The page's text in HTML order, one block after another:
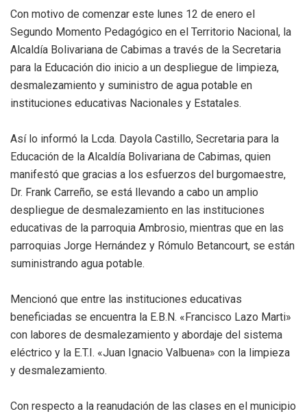
Con motivo de comenzar este lunes 12 de enero el
Segundo Momento Pedagógico en el Territorio Nacional, la
Alcaldía Bolivariana de Cabimas a través de la Secretaria
para la Educación dio inicio a un despliegue de limpieza,
desmalezamiento y suministro de agua potable en
instituciones educativas Nacionales y Estatales.
Así lo informó la Lcda. Dayola Castillo, Secretaria para la
Educación de la Alcaldía Bolivariana de Cabimas, quien
manifestó que gracias a los esfuerzos del burgomaestre,
Dr. Frank Carreño, se está llevando a cabo un amplio
despliegue de desmalezamiento en las instituciones
educativas de la parroquia Ambrosio, mientras que en las
parroquias Jorge Hernández y Rómulo Betancourt, se están
suministrando agua potable.
Mencionó que entre las instituciones educativas
beneficiadas se encuentra la E.B.N. «Francisco Lazo Marti»
con labores de desmalezamiento y abordaje del sistema
eléctrico y la E.T.I. «Juan Ignacio Valbuena» con la limpieza
y desmalezamiento.
Con respecto a la reanudación de las clases en el municipio